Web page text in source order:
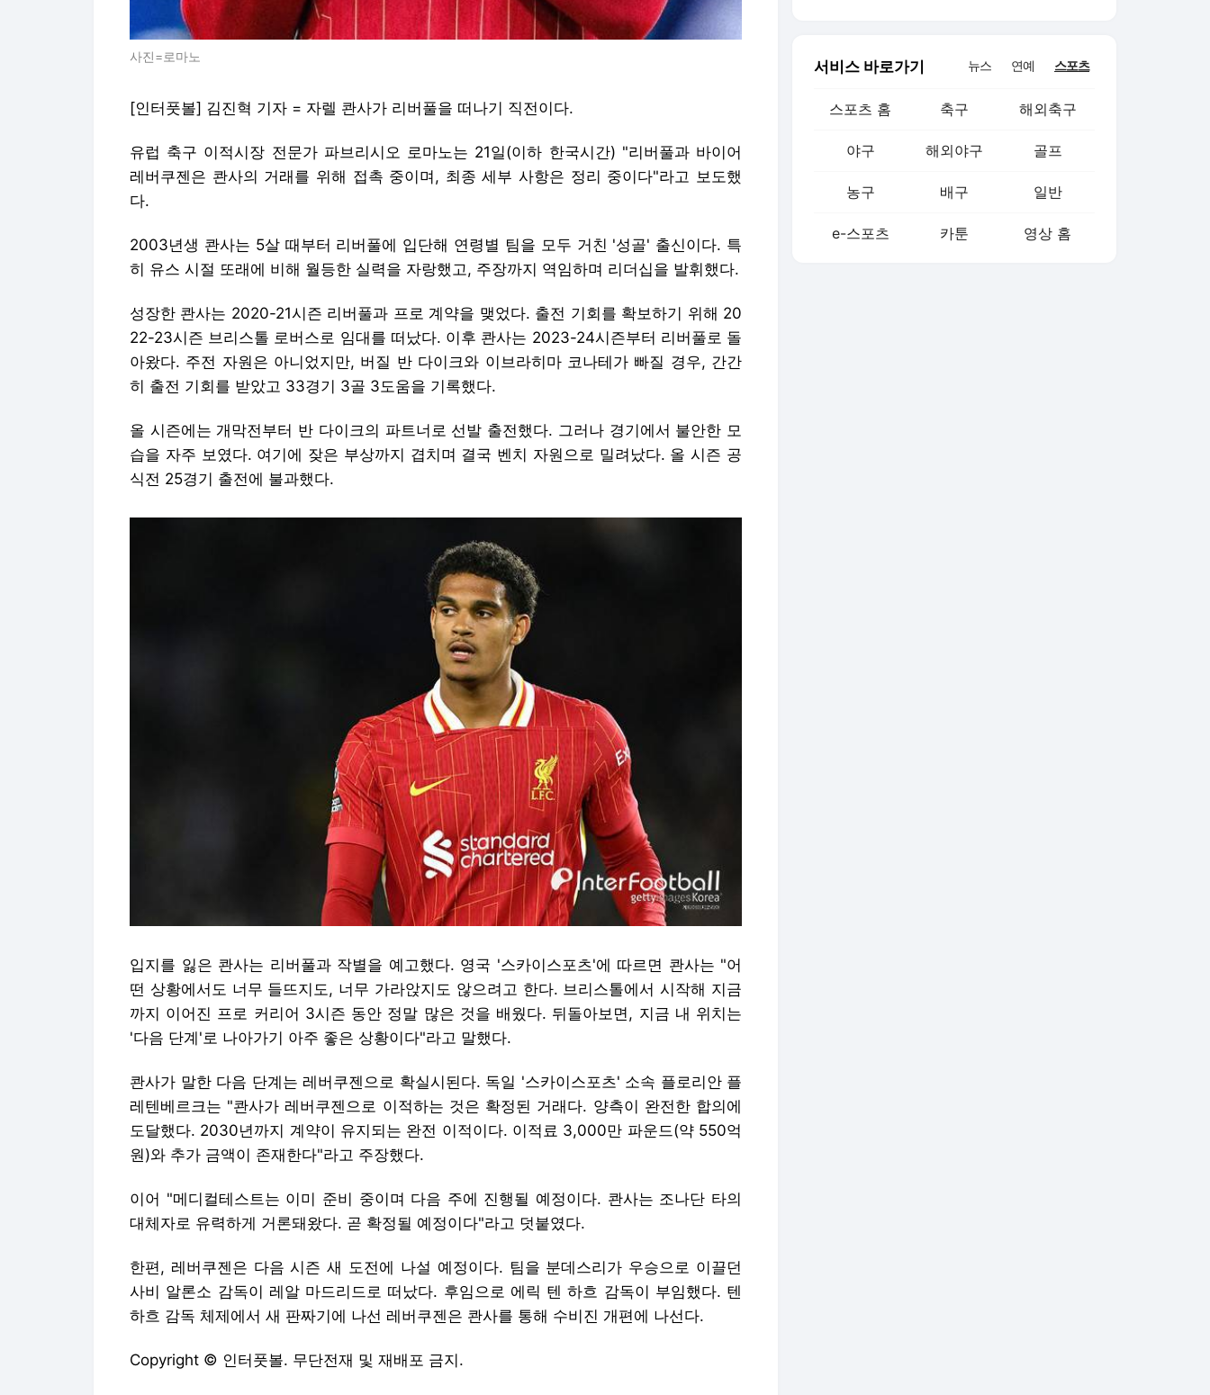
사진=로마노
[인터풋볼] 김진혁 기자 = 자렐 콴사가 리버풀을 떠나기 직전이다.
유럽 축구 이적시장 전문가 파브리시오 로마노는 21일(이하 한국시간) "리버풀과 바이어
레버쿠젠은 콴사의 거래를 위해 접촉 중이며, 최종 세부 사항은 정리 중이다"라고 보도했
다.
2003년생 콴사는 5살 때부터 리버풀에 입단해 연령별 팀을 모두 거친 '성골' 출신이다. 특
히 유스 시절 또래에 비해 월등한 실력을 자랑했고, 주장까지 역임하며 리더십을 발휘했다.
성장한 콴사는 2020-21시즌 리버풀과 프로 계약을 맺었다. 출전 기회를 확보하기 위해 20
22-23시즌 브리스톨 로버스로 임대를 떠났다. 이후 콴사는 2023-24시즌부터 리버풀로 돌
아왔다. 주전 자원은 아니었지만, 버질 반 다이크와 이브라히마 코나테가 빠질 경우, 간간
히 출전 기회를 받았고 33경기 3골 3도움을 기록했다.
올 시즌에는 개막전부터 반 다이크의 파트너로 선발 출전했다. 그러나 경기에서 불안한 모
습을 자주 보였다. 여기에 잦은 부상까지 겹치며 결국 벤치 자원으로 밀려났다. 올 시즌 공
식전 25경기 출전에 불과했다.
입지를 잃은 콴사는 리버풀과 작별을 예고했다. 영국 '스카이스포츠'에 따르면 콴사는 "어
떤 상황에서도 너무 들뜨지도, 너무 가라앉지도 않으려고 한다. 브리스톨에서 시작해 지금
까지 이어진 프로 커리어 3시즌 동안 정말 많은 것을 배웠다. 뒤돌아보면, 지금 내 위치는
'다음 단계'로 나아가기 아주 좋은 상황이다"라고 말했다.
콴사가 말한 다음 단계는 레버쿠젠으로 확실시된다. 독일 '스카이스포츠' 소속 플로리안 플
레텐베르크는 "콴사가 레버쿠젠으로 이적하는 것은 확정된 거래다. 양측이 완전한 합의에
도달했다. 2030년까지 계약이 유지되는 완전 이적이다. 이적료 3,000만 파운드(약 550억
원)와 추가 금액이 존재한다"라고 주장했다.
이어 "메디컬테스트는 이미 준비 중이며 다음 주에 진행될 예정이다. 콴사는 조나단 타의
대체자로 유력하게 거론돼왔다. 곧 확정될 예정이다"라고 덧붙였다.
한편, 레버쿠젠은 다음 시즌 새 도전에 나설 예정이다. 팀을 분데스리가 우승으로 이끌던
사비 알론소 감독이 레알 마드리드로 떠났다. 후임으로 에릭 텐 하흐 감독이 부임했다. 텐
하흐 감독 체제에서 새 판짜기에 나선 레버쿠젠은 콴사를 통해 수비진 개편에 나선다.
Copyright © 인터풋볼. 무단전재 및 재배포 금지.
다
서비스 바로가기 뉴스 연예 스포츠
스포츠 홈 축구 해외축구
야구 해외야구 골프
농구 배구 일반
e-스포츠 카툰 영상 홈